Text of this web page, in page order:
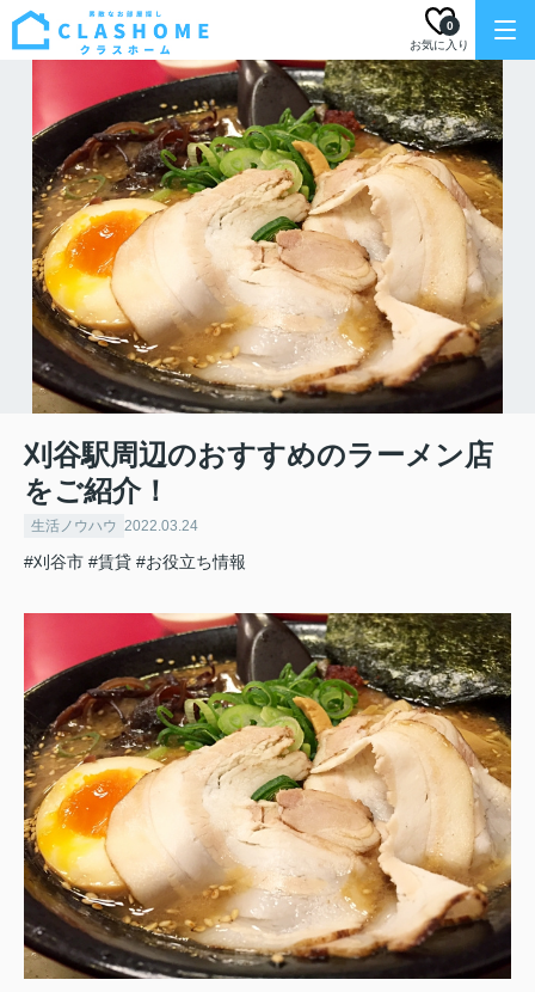
お気に入り
0
刈谷駅周辺のおすすめのラーメン店
をご紹介！
生活ノウハウ 2022.03.24
#刈谷市 #賃貸 #お役立ち情報